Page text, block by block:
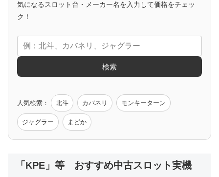
アニメタイアップ
エヴァ コードギアス 化物語 炎炎ノ消防隊
モンハン バイオ ペルソナ
気になるスロット台・メーカー名を入力して価格をチェッ
ク！
検索
人気検索： 北斗 カバネリ モンキーターン
ジャグラー まどか
「KPE」等 おすすめ中古スロット実機